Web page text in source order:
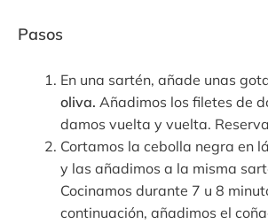
Pasos
En una sartén, añade unas
oliva. Añadimos los filetes de
damos vuelta y vuelta.
Cortamos la cebolla negra en
y las añadimos a la misma
Cocinamos durante 7 u 8
continuación, añadimos el